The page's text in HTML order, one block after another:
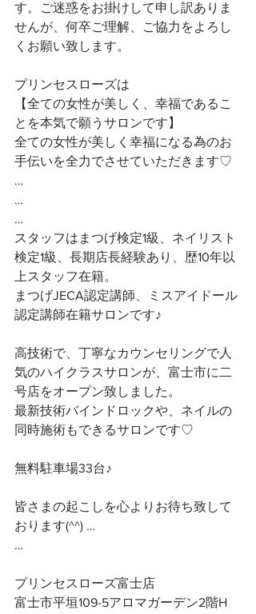
す。ご迷惑をお掛けして申し訳ありま
せんが、何卒ご理解、ご協力をよろし
くお願い致します。
プリンセスローズは
【全ての女性が美しく、幸福であるこ
とを本気で願うサロンです】
全ての女性が美しく幸福になる為のお
手伝いを全力でさせていただきます♡
…
…
…
スタッフはまつげ検定1級、ネイリスト
検定1級、長期店長経験あり、歴10年以
上スタッフ在籍。
まつげJECA認定講師、ミスアイドール
認定講師在籍サロンです♪
高技術で、丁寧なカウンセリングで人
気のハイクラスサロンが、富士市に二
号店をオープン致しました。
最新技術バインドロックや、ネイルの
同時施術もできるサロンです♡
無料駐車場33台♪
皆さまの起こしを心よりお待ち致して
おります(^^) …
…
プリンセスローズ富士店
富士市平垣109-5アロマガーデン2階H